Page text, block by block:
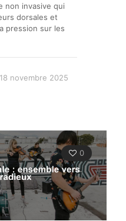
non invasive qui
dorsales et
pression sur les
18 novembre 2025
0